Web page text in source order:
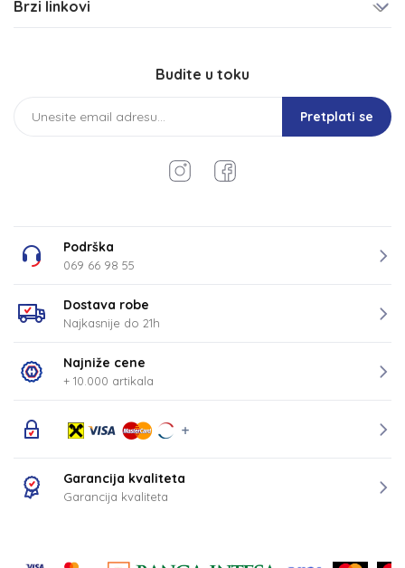
Brzi linkovi
Budite u toku
Pretplati se
Podrška
069 66 98 55
Dostava robe
Najkasnije do 21h
Najniže cene
+ 10.000 artikala
Garancija kvaliteta
Garancija kvaliteta